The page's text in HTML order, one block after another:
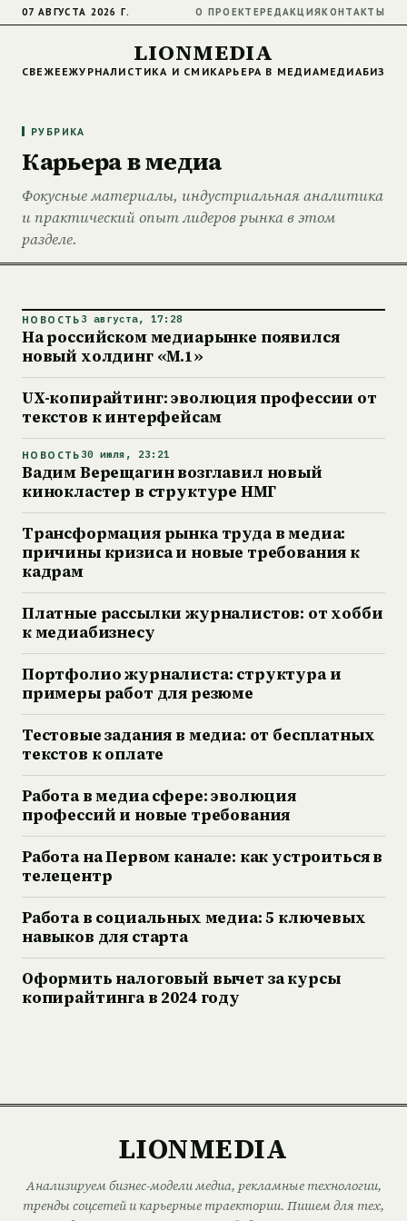
07 АВГУСТА 2026 Г. О ПРОЕКТЕРЕДАКЦИЯКОНТАКТЫ
LIONMEDIA
СВЕЖЕЕЖУРНАЛИСТИКА И СМИКАРЬЕРА В МЕДИА
РУБРИКА
Карьера в медиа
Фокусные материалы, индустриальная аналитика
и практический опыт лидеров рынка в этом
разделе.
НОВОСТЬ 3 августа, 17:28
На российском медиарынке появился
новый холдинг «М.1»
UX-копирайтинг: эволюция профессии от
текстов к интерфейсам
НОВОСТЬ 30 июля, 23:21
Вадим Верещагин возглавил новый
кинокластер в структуре НМГ
Трансформация рынка труда в медиа:
причины кризиса и новые требования к
кадрам
Платные рассылки журналистов: от хобби
к медиабизнесу
Портфолио журналиста: структура и
примеры работ для резюме
Тестовые задания в медиа: от бесплатных
текстов к оплате
Работа в медиа сфере: эволюция
профессий и новые требования
Работа на Первом канале: как устроиться в
телецентр
Работа в социальных медиа: 5 ключевых
навыков для старта
Оформить налоговый вычет за курсы
копирайтинга в 2024 году
LIONMEDIA
Анализируем бизнес-модели медиа, рекламные технологии,
тренды соцсетей и карьерные траектории. Пишем для тех,